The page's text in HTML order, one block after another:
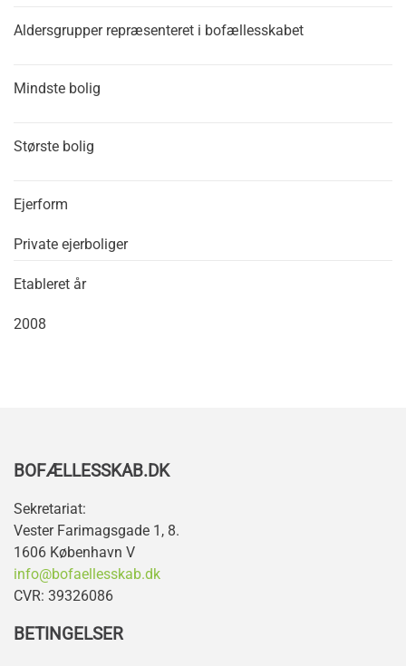
Aldersgrupper repræsenteret i bofællesskabet
Mindste bolig
Største bolig
Ejerform
Private ejerboliger
Etableret år
2008
BOFÆLLESSKAB.DK
Sekretariat:
Vester Farimagsgade 1, 8.
1606 København V
info@bofaellesskab.dk
CVR: 39326086
BETINGELSER